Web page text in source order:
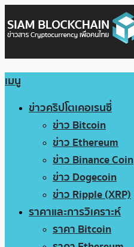
เมนู
ข่าวคริปโตเคอเรนซี่
ข่าว Bitcoin
ข่าว Ethereum
ข่าว Binance Coin
ข่าว Dogecoin
ข่าว Ripple (XRP)
ราคาและการวิเคราะห์
ราคา Bitcoin